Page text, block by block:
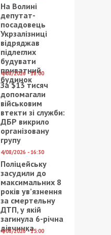
На Волині
депутат-
посадовець
Укрзалізниці
відряджав
підлеглих
будувати
приватний
будинок
4/08/2026 - 18:00
За $13 тисяч
допомагали
військовим
втекти зі служби:
ДБР викрило
організовану
групу
4/08/2026 - 16:30
Поліцейську
засудили до
максимальних 8
років ув’язнення
за смертельну
ДТП, у якій
загинула 6-річна
дівчинка
4/08/2026 - 15:00